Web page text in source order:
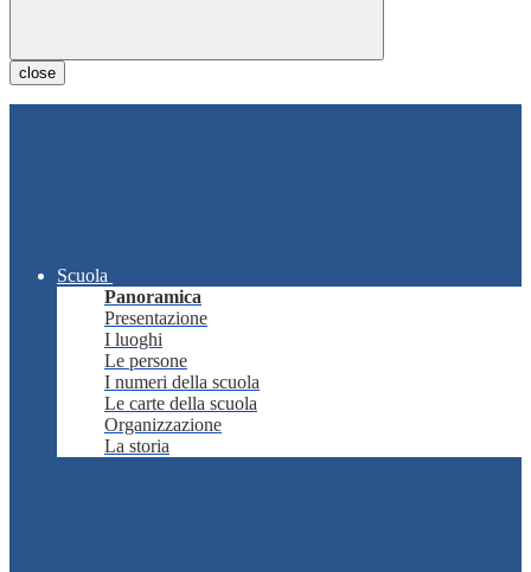
close
Scuola
Panoramica
Presentazione
I luoghi
Le persone
I numeri della scuola
Le carte della scuola
Organizzazione
La storia